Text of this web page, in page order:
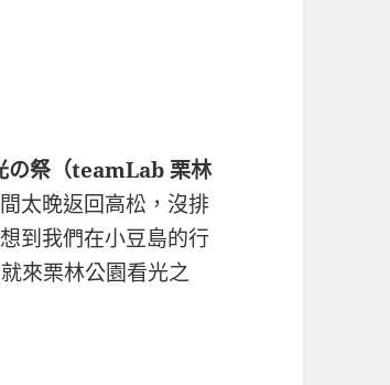
の祭（teamLab 栗林
太晚返回高松，沒排
到我們在小豆島的行
來栗林公園看光之